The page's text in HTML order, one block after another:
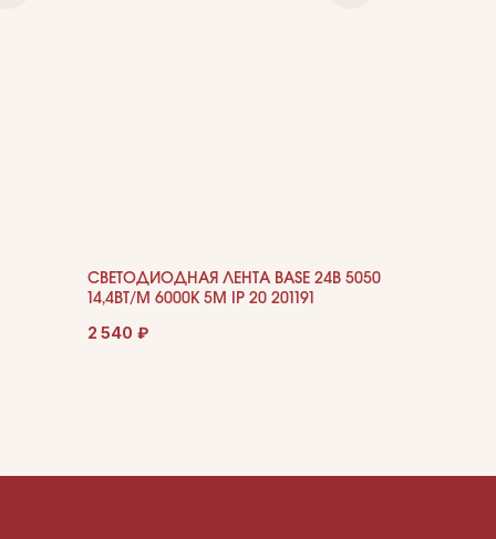
СВЕТОДИОДНАЯ ЛЕНТА BASE 24В 5050
14,4ВТ/М 6000K 5М IP 20 201191
2 540 ₽